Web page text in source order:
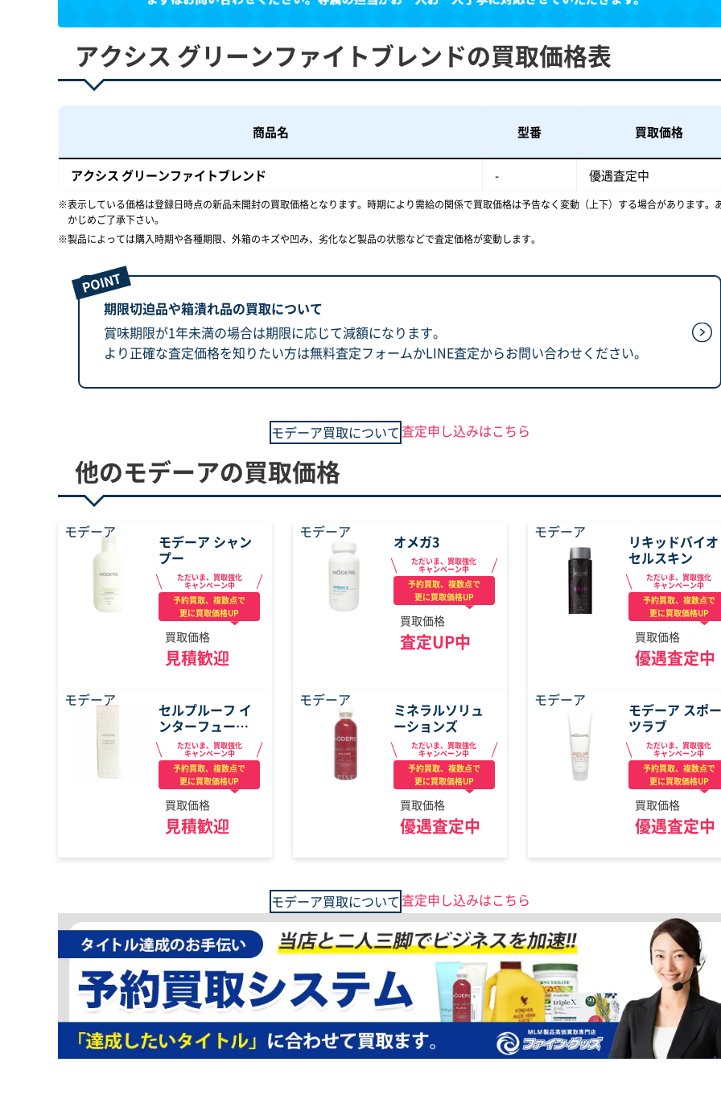
アクシス グリーンファイトブレンドの買取価格表
商品名 型番 買取価格
アクシス グリーンファイトブレンド - 優遇査定中
表示している価格は登録日時点の新品未開封の買取価格となります。時期により需給の関係で買取価格は予告なく変動（上下）する場合があります。
かじめご了承下さい。
製品によっては購入時期や各種期限、外箱のキズや凹み、劣化など製品の状態などで査定価格が変動します。
期限切迫品や箱潰れ品の買取について
賞味期限が1年未満の場合は期限に応じて減額になります。
より正確な査定価格を知りたい方は無料査定フォームかLINE査定からお問い合わせください。
モデーア買取について査定申し込みはこちら
他のモデーアの買取価格
モデーア
モデーア シャン
プー
ただいま、買取強化
キャンペーン中
予約買取、複数点で
更に買取価格UP
買取価格
見積歓迎
モデーア
オメガ3
ただいま、買取強化
キャンペーン中
予約買取、複数点で
更に買取価格UP
買取価格
査定UP中
モデーア
リキッドバイオ
セルスキン
ただいま、買取強化
キャンペーン中
予約買取、複数点で
更に買取価格UP
買取価格
優遇査定中
モデーア
セルプルーフ イ
ンターフュージ
ョンただいま、買取強化
キャンペーン中
予約買取、複数点で
更に買取価格UP
買取価格
見積歓迎
モデーア
ミネラルソリュ
ーションズ
ただいま、買取強化
キャンペーン中
予約買取、複数点で
更に買取価格UP
買取価格
優遇査定中
モデーア
モデーア スポー
ツラブ
ただいま、買取強化
キャンペーン中
予約買取、複数点で
更に買取価格UP
買取価格
優遇査定中
モデーア買取について査定申し込みはこちら